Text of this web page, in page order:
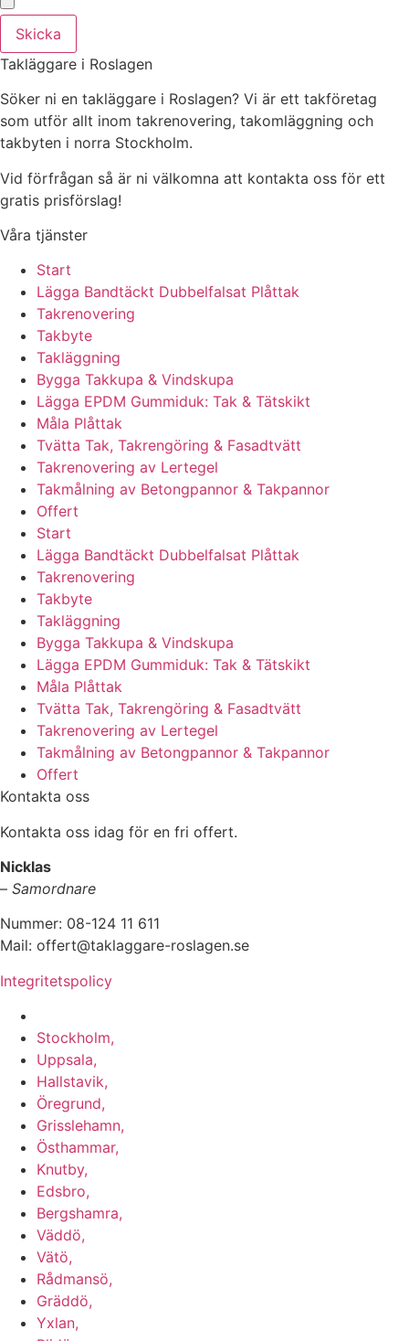
Skicka
Takläggare i Roslagen
Söker ni en takläggare i Roslagen? Vi är ett takföretag
som utför allt inom takrenovering, takomläggning och
takbyten i norra Stockholm.
Vid förfrågan så är ni välkomna att kontakta oss för ett
gratis prisförslag!
Våra tjänster
Start
Lägga Bandtäckt Dubbelfalsat Plåttak
Takrenovering
Takbyte
Takläggning
Bygga Takkupa & Vindskupa
Lägga EPDM Gummiduk: Tak & Tätskikt
Måla Plåttak
Tvätta Tak, Takrengöring & Fasadtvätt
Takrenovering av Lertegel
Takmålning av Betongpannor & Takpannor
Offert
Start
Lägga Bandtäckt Dubbelfalsat Plåttak
Takrenovering
Takbyte
Takläggning
Bygga Takkupa & Vindskupa
Lägga EPDM Gummiduk: Tak & Tätskikt
Måla Plåttak
Tvätta Tak, Takrengöring & Fasadtvätt
Takrenovering av Lertegel
Takmålning av Betongpannor & Takpannor
Offert
Kontakta oss
Kontakta oss idag för en fri offert.
Nicklas
– Samordnare
Nummer: 08-124 11 611
Mail: offert@taklaggare-roslagen.se
Integritetspolicy
Stockholm,
Uppsala,
Hallstavik,
Öregrund,
Grisslehamn,
Östhammar,
Knutby,
Edsbro,
Bergshamra,
Väddö,
Vätö,
Rådmansö,
Gräddö,
Yxlan,